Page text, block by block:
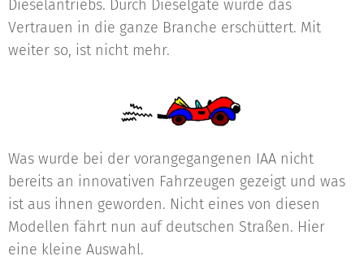
Dieselantriebs. Durch Dieselgate wurde das
Vertrauen in die ganze Branche erschüttert. Mit
weiter so, ist nicht mehr.
Was wurde bei der vorangegangenen IAA nicht
bereits an innovativen Fahrzeugen gezeigt und was
ist aus ihnen geworden. Nicht eines von diesen
Modellen fährt nun auf deutschen Straßen. Hier
eine kleine Auswahl.